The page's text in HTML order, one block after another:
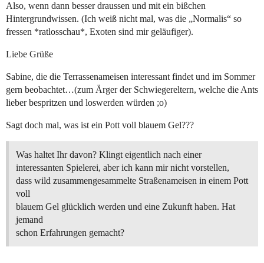
Also, wenn dann besser draussen und mit ein bißchen
Hintergrundwissen. (Ich weiß nicht mal, was die „Normalis“ so
fressen *ratlosschau*, Exoten sind mir geläufiger).
Liebe Grüße
Sabine, die die Terrassenameisen interessant findet und im Sommer
gern beobachtet…(zum Ärger der Schwiegereltern, welche die Ants
lieber bespritzen und loswerden würden ;o)
Sagt doch mal, was ist ein Pott voll blauem Gel???
Was haltet Ihr davon? Klingt eigentlich nach einer
interessanten Spielerei, aber ich kann mir nicht vorstellen,
dass wild zusammengesammelte Straßenameisen in einem Pott
voll
blauem Gel glücklich werden und eine Zukunft haben. Hat
jemand
schon Erfahrungen gemacht?